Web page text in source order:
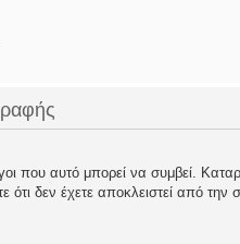
που αυτό μπορεί να συμβεί.
ότι δεν έχετε αποκλειστεί από